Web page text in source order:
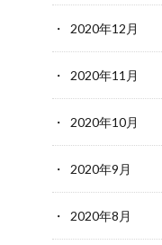
2020年12月
2020年11月
2020年10月
2020年9月
2020年8月